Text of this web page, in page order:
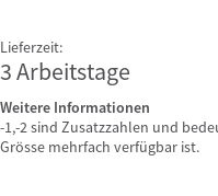
Lieferzeit:
3 Arbeitstage
Weitere Informationen
-1,-2 sind Zusatzzahlen und
Grösse mehrfach verfügbar ist.